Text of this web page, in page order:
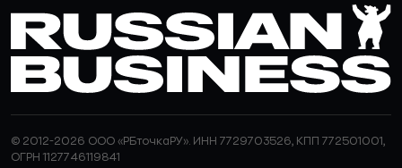
© 2012-2026 ООО «РБточкаРУ». ИНН 7729703526, КПП 772501001,
ОГРН 1127746119841